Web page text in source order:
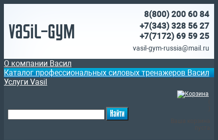
Vasil-Gym
8(800) 200 60 84
+7(343) 328 56 27
+7(7172) 69 59 25
vasil-gym-russia@mail.ru
О компании Васил
Каталог профессиональных силовых тренажеров Васил
Услуги Vasil